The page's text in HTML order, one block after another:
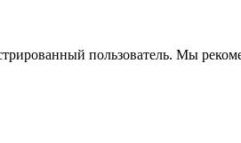
пользователь. Мы